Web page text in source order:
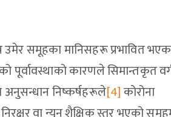
उमेर समूहका मानिसहरू प्रभावित
पूर्वावस्थाको कारणले सिमान्तकृत
अनुसन्धान निष्कर्षहरूले[4]कोरोना